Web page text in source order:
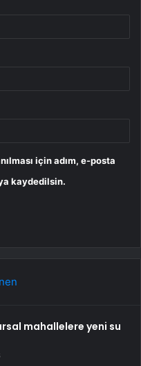
için adım, e-posta
kaydedilsin.
mahallelere yeni su